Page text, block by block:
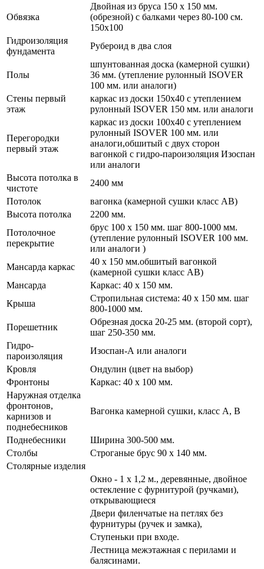
Обвязка
Двойная из бруса 150 х 150 мм.
(обрезной) с балками через 80-100 см.
150х100
Гидроизоляция
фундамента
Рубероид в два слоя
Полы
шпунтованная доска (камерной сушки)
36 мм. (утепление рулонный ISOVER
100 мм. или аналоги)
Стены первый
этаж
каркас из доски 150х40 с утеплением
рулонный ISOVER 150 мм. или аналоги
Перегородки
первый этаж
каркас из доски 100х40 с утеплением
рулонный ISOVER 100 мм. или
аналоги,обшитый с двух сторон
вагонкой с гидро-пароизоляция Изоспан
или аналоги
Высота потолка в
чистоте
2400 мм
Потолок
вагонка (камерной сушки класс АВ)
Высота потолка
2200 мм.
Потолочное
перекрытие
брус 100 х 150 мм. шаг 800-1000 мм.
(утепление рулонный ISOVER 100 мм.
или аналоги )
Мансарда каркас
40 х 150 мм.обшитый вагонкой
(камерной сушки класс АВ)
Мансарда
Каркас: 40 х 150 мм.
Крыша
Стропильная система: 40 х 150 мм. шаг
800-1000 мм.
Порешетник
Обрезная доска 20-25 мм. (второй сорт),
шаг 250-350 мм.
Гидро-
пароизоляция
Изоспан-А или аналоги
Кровля
Ондулин (цвет на выбор)
Фронтоны
Каркас: 40 х 100 мм.
Наружная отделка
фронтонов,
карнизов и
поднебесников
Вагонка камерной сушки, класс А, В
Поднебесники
Ширина 300-500 мм.
Столбы
Строганые брус 90 х 140 мм.
Столярные изделия
Окно - 1 х 1,2 м., деревянные, двойное
остекление с фурнитурой (ручками),
открывающиеся
Двери филенчатые на петлях без
фурнитуры (ручек и замка),
Ступеньки при входе.
Лестница межэтажная с перилами и
балясинами.